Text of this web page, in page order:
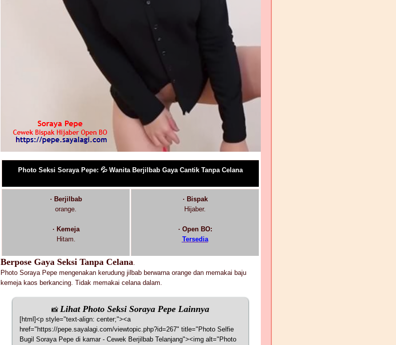
Photo Seksi Soraya Pepe: 💦 Wanita Berjilbab Gaya Cantik Tanpa Celana
· Berjilbab
orange.
· Kemeja
Hitam.
· Bispak
Hijaber.
· Open BO:
Tersedia
Berpose Gaya Seksi Tanpa Celana
Photo Soraya Pepe mengenakan kerudung jilbab berwarna orange dan memakai baju
kemeja kaos berkancing. Tidak memakai celana dalam.
📸Lihat Photo Seksi Soraya Pepe Lainnya
[html]<p style="text-align: center;"><a
href="https://pepe.sayalagi.com/viewtopic.php?id=267" title="Photo Selfie
Bugil Soraya Pepe di kamar - Cewek Berjilbab Telanjang"><img alt="Photo